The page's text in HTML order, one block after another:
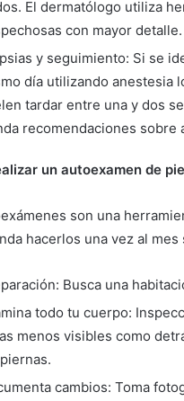
El dermatólogo utiliza
con mayor detalle.
y seguimiento: Si se
día utilizando anestesia
tardar entre una y dos
recomendaciones sobre
un autoexamen de
son una
hacerlos una vez al
Busca una
todo tu cuerpo:
menos visibles como
cambios: Toma